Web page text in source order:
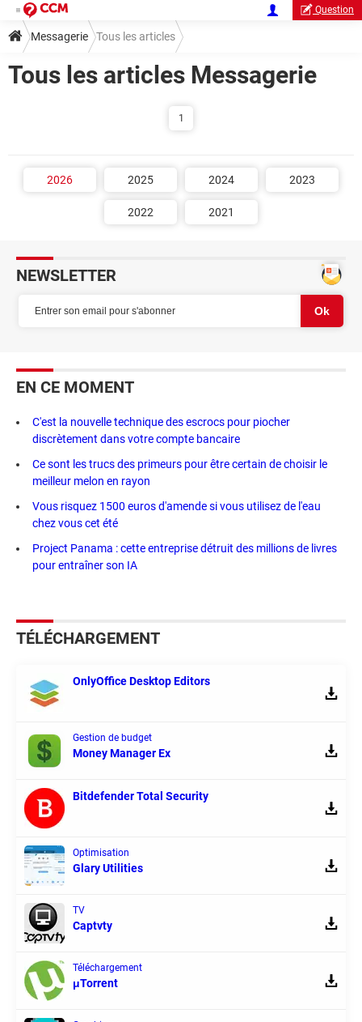
Question
Messagerie Tous les articles
Tous les articles Messagerie
1
2026 2025 2024 2023
2022 2021
NEWSLETTER
EN CE MOMENT
C'est la nouvelle technique des escrocs pour piocher
discrètement dans votre compte bancaire
Ce sont les trucs des primeurs pour être certain de choisir le
meilleur melon en rayon
Vous risquez 1500 euros d'amende si vous utilisez de l'eau
chez vous cet été
Project Panama : cette entreprise détruit des millions de livres
pour entraîner son IA
TÉLÉCHARGEMENT
OnlyOffice Desktop Editors
Gestion de budget
Money Manager Ex
Bitdefender Total Security
Optimisation
Glary Utilities
TV
Captvty
Téléchargement
μTorrent